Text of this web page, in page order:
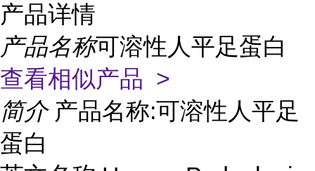
产品详情
产品名称可溶性人平足蛋白
查看相似产品 >
简介 产品名称:可溶性人平足
蛋白